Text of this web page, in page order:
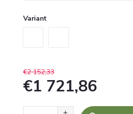
Variant
€2 152,33
€1 721,86